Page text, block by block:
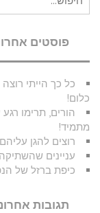
עבור:
פוסטים
כל כך הייתי
כלום!
הורים, תרימו
מתמיד!
רוצים להגן
עניינים
כיפת ברזל של
תגובות